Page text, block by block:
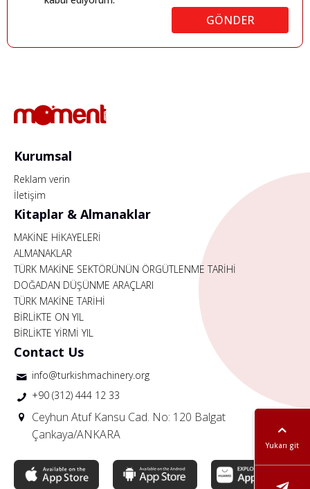
GÖNDER
Yukarı git
Kurumsal
Reklam verin
İletişim
Kitaplar & Almanaklar
MAKİNE HİKAYELERİ
ALMANAKLAR
TÜRK MAKİNE SEKTÖRÜNÜN ÖRGÜTLENME TARİHİ
DOĞADAN DÜŞÜNME ARAÇLARI
TÜRK MAKİNE TARİHİ
BİRLİKTE ON YIL
BİRLİKTE YİRMİ YIL
Contact Us
info@turkishmachinery.org
+90 (312) 444 12 33
Ceyhun Atuf Kansu Cad. No: 120 Balgat
Çankaya/ANKARA